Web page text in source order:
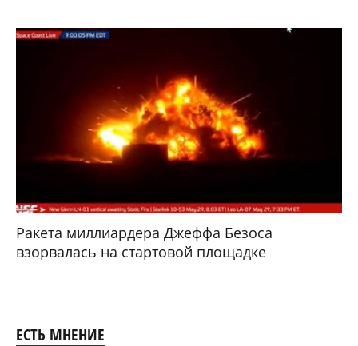
Ракета миллиардера Джеффа Безоса
взорвалась на стартовой площадке
ЕСТЬ МНЕНИЕ